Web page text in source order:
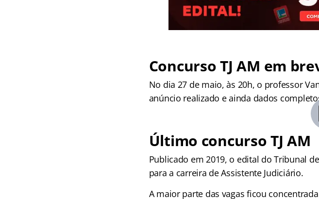
Concurso TJ AM em
No dia 27 de maio, às 20h, o professor
anúncio realizado e ainda dados
Último concurso TJ AM
Publicado em 2019, o edital do Tribunal
para a carreira de Assistente Judiciário.
A maior parte das vagas ficou